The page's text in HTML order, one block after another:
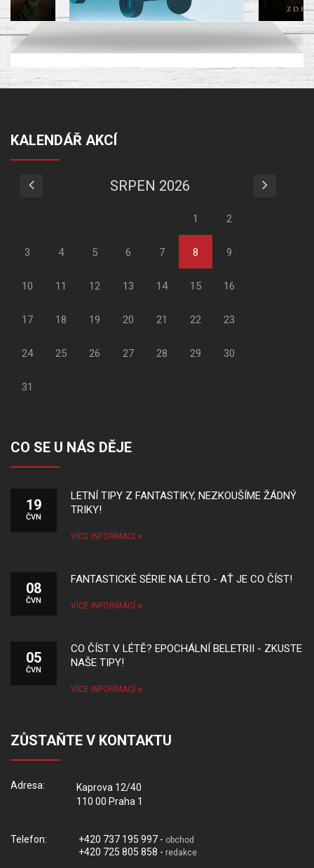
KALENDÁŘ AKCÍ
SRPEN 2026
1 2
3 4 5 6 7 8 9
10 11 12 13 14 15 16
17 18 19 20 21 22 23
24 25 26 27 28 29 30
31
CO SE U NÁS DĚJE
19
ČVN
LETNÍ TIPY Z FANTASTIKY, NEZKOUŠÍME ŽÁDNÝ
TRIKY!
VÍCE INFORMACÍ
08
ČVN
FANTASTICKÉ SÉRIE NA LÉTO - AŤ JE CO ČÍST!
VÍCE INFORMACÍ
05
ČVN
CO ČÍST V LÉTĚ? EPOCHÁLNÍ BELETRII - ZKUSTE
NAŠE TIPY!
VÍCE INFORMACÍ
ZŮSTAŇTE V KONTAKTU
Adresa:
Kaprova 12/40
110 00 Praha 1
Telefon: +420 737 195 997 - obchod
+420 725 805 858 - redakce